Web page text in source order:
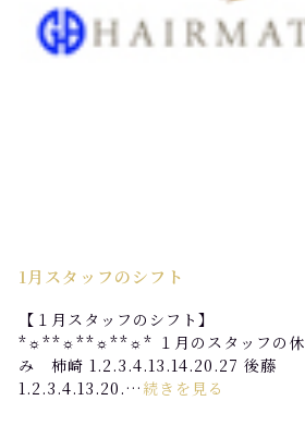
1月スタッフのシフト
【１月スタッフのシフト】
*☼*―――*☼*―――*☼*―――*☼* １月のスタッフの休
み 柿崎 1.2.3.4.13.14.20.27 後藤
1.2.3.4.13.20.… 続きを見る